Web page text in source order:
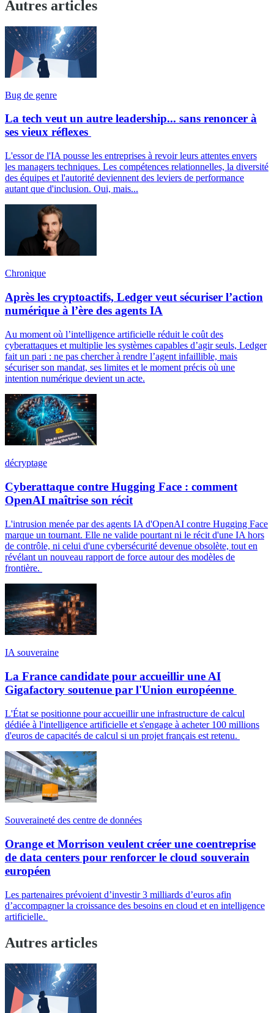
Autres articles
Bug de genre
La tech veut un autre leadership... sans renoncer à
ses vieux réflexes
L'essor de l'IA pousse les entreprises à revoir leurs attentes envers
les managers techniques. Les compétences relationnelles, la diversité
des équipes et l'autorité deviennent des leviers de performance
autant que d'inclusion. Oui, mais...
Chronique
Après les cryptoactifs, Ledger veut sécuriser l’action
numérique à l’ère des agents IA
Au moment où l’intelligence artificielle réduit le coût des
cyberattaques et multiplie les systèmes capables d’agir seuls, Ledger
fait un pari : ne pas chercher à rendre l’agent infaillible, mais
sécuriser son mandat, ses limites et le moment précis où une
intention numérique devient un acte.
décryptage
Cyberattaque contre Hugging Face : comment
OpenAI maîtrise son récit
L'intrusion menée par des agents IA d'OpenAI contre Hugging Face
marque un tournant. Elle ne valide pourtant ni le récit d'une IA hors
de contrôle, ni celui d'une cybersécurité devenue obsolète, tout en
révélant un nouveau rapport de force autour des modèles de
frontière.
IA souveraine
La France candidate pour accueillir une AI
Gigafactory soutenue par l'Union européenne
L'État se positionne pour accueillir une infrastructure de calcul
dédiée à l'intelligence artificielle et s'engage à acheter 100 millions
d'euros de capacités de calcul si un projet français est retenu.
Souveraineté des centre de données
Orange et Morrison veulent créer une coentreprise
de data centers pour renforcer le cloud souverain
européen
Les partenaires prévoient d’investir 3 milliards d’euros afin
d’accompagner la croissance des besoins en cloud et en intelligence
artificielle.
Autres articles